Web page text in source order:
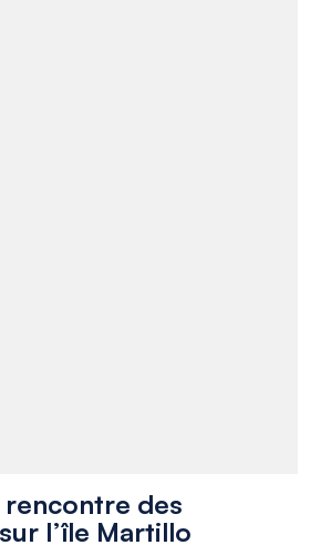
rencontre des
l’île Martillo